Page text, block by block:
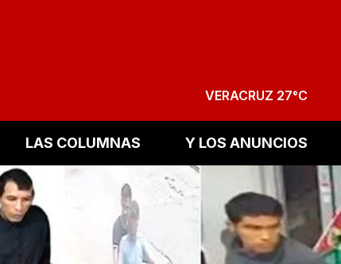
VERACRUZ 27°C
LAS COLUMNAS Y LOS ANUNCIOS